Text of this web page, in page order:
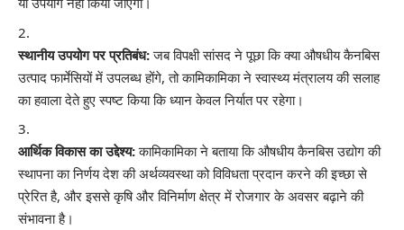
स्थानीय उपयोग पर प्रतिबंध:जब विपक्षी सांसद ने पूछा कि क्या औषधीय कैनबिस
उत्पाद फार्मेसियों में उपलब्ध होंगे, तो कामिकामिका ने स्वास्थ्य मंत्रालय की सलाह
का हवाला देते हुए स्पष्ट किया कि ध्यान केवल निर्यात पर रहेगा।
आर्थिक विकास का उद्देश्य:कामिकामिका ने बताया कि औषधीय कैनबिस उद्योग की
स्थापना का निर्णय देश की अर्थव्यवस्था को विविधता प्रदान करने की इच्छा से
प्रेरित है, और इससे कृषि और विनिर्माण क्षेत्र में रोजगार के अवसर बढ़ाने की
संभावना है।